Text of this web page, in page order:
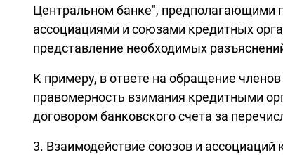
Центральном банке", предполагающими
ассоциациями и союзами кредитных
представление необходимых
К примеру, в ответе на обращение
правомерность взимания кредитными
договором банковского счета за
3. Взаимодействие союзов и ассоциаций